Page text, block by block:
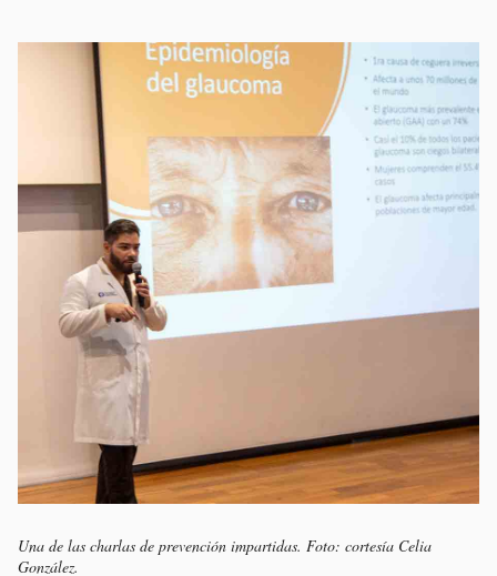
Una de las charlas de prevención impartidas. Foto: cortesía Celia
González.